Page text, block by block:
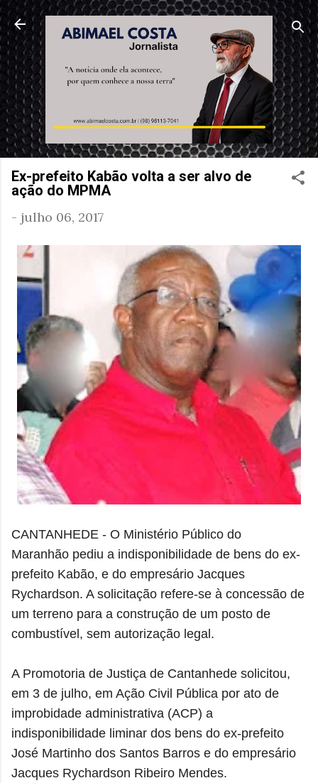
Pular para o conteúdo principal
Ex-prefeito Kabão volta a ser alvo de
ação do MPMA
- julho 06, 2017
CANTANHEDE - O Ministério Público do
Maranhão pediu a indisponibilidade de bens do ex-
prefeito Kabão, e do empresário Jacques
Rychardson. A solicitação refere-se à concessão de
um terreno para a construção de um posto de
combustível, sem autorização legal.
A Promotoria de Justiça de Cantanhede solicitou,
em 3 de julho, em Ação Civil Pública por ato de
improbidade administrativa (ACP) a
indisponibilidade liminar dos bens do ex-prefeito
José Martinho dos Santos Barros e do empresário
Jacques Rychardson Ribeiro Mendes.